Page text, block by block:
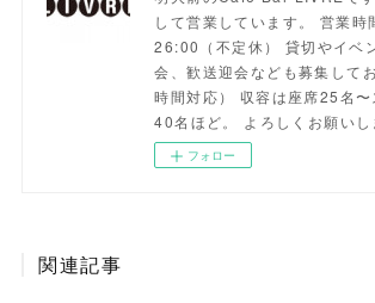
して営業しています。 営業
26:00（不定休） 貸切やイベ
会、歓送迎会なども募集して
時間対応） 収容は座席25名
40名ほど。 よろしくお願いし
フォロー
関連記事